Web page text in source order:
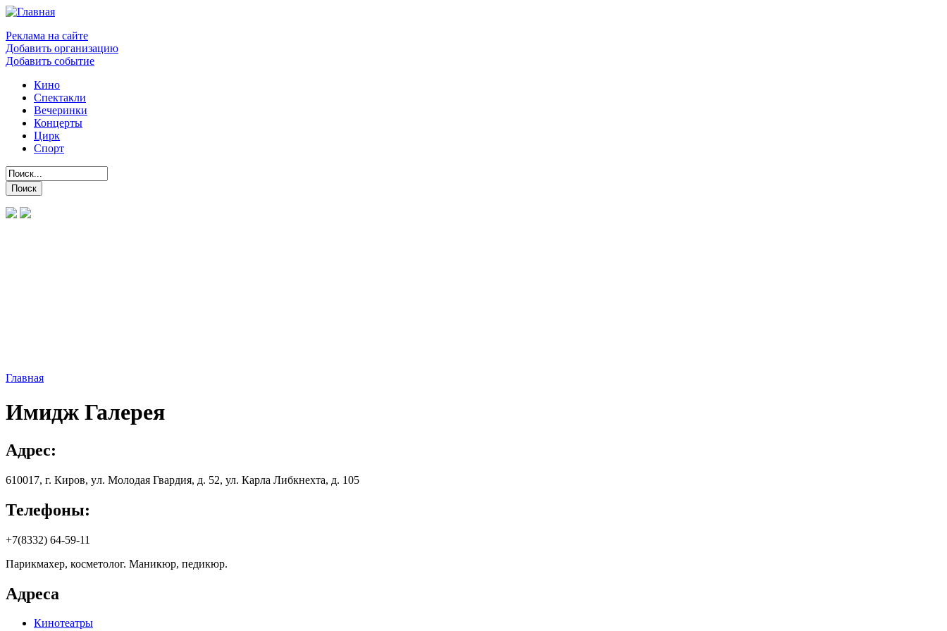
Реклама на сайте
Добавить организацию
Добавить событие
Кино
Спектакли
Вечеринки
Концерты
Цирк
Спорт
Главная
Имидж Галерея
Адрес:
610017, г. Киров, yл. Мoлoдaя Гвapдия, д. 52, ул. Карла Либкнехта, д. 105
Телефоны:
+7(8332) 64-59-11
Парикмахер, косметолог. Маникюр, педикюр.
Адреса
Кинотеатры